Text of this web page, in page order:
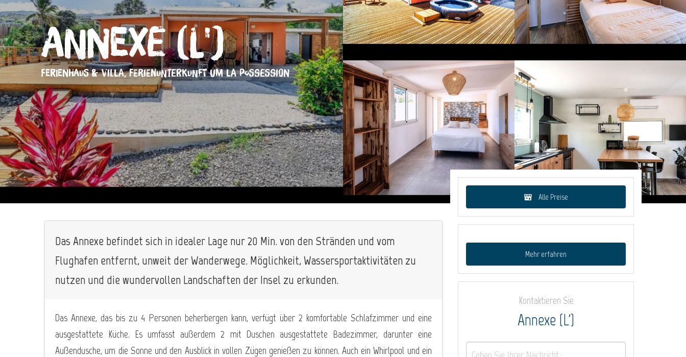
Annexe (L')
FERIENHAUS & VILLA,FERIENUNTERKUNFT UM LA POSSESSION
Das Annexe befindet sich in idealer Lage nur 20 Min. von den Stränden und vom
Flughafen entfernt, unweit der Wanderwege. Möglichkeit, Wassersportaktivitäten zu
nutzen und die wundervollen Landschaften der Insel zu erkunden.
Das Annexe, das bis zu 4 Personen beherbergen kann, verfügt über 2 komfortable Schlafzimmer und eine
ausgestattete Küche. Es umfasst außerdem 2 mit Duschen ausgestattete Badezimmer, darunter eine
Außendusche, um die Sonne und den Ausblick in vollen Zügen genießen zu können. Auch ein Whirlpool und ein
Alle Preise
Mehr erfahren
Kontaktieren Sie
Annexe (L')